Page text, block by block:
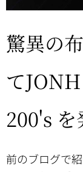
驚異の
て
200's を
前のブログで